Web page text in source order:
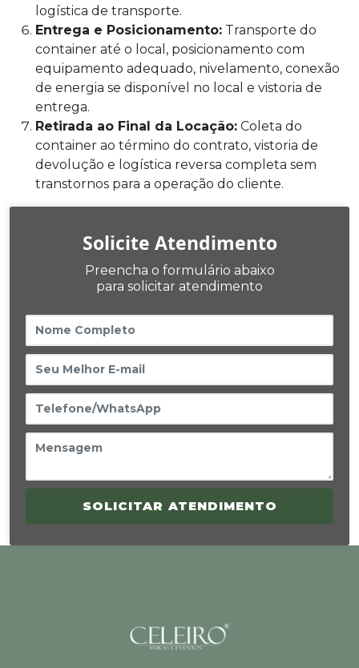
logística de transporte.
Entrega e Posicionamento: Transporte do
container até o local, posicionamento com
equipamento adequado, nivelamento, conexão
de energia se disponível no local e vistoria de
entrega.
Retirada ao Final da Locação: Coleta do
container ao término do contrato, vistoria de
devolução e logística reversa completa sem
transtornos para a operação do cliente.
Solicite Atendimento
Preencha o formulário abaixo
para solicitar atendimento
SOLICITAR ATENDIMENTO